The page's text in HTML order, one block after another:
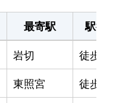
最寄駅
駅徒
岩切
徒歩6
東照宮
徒歩20